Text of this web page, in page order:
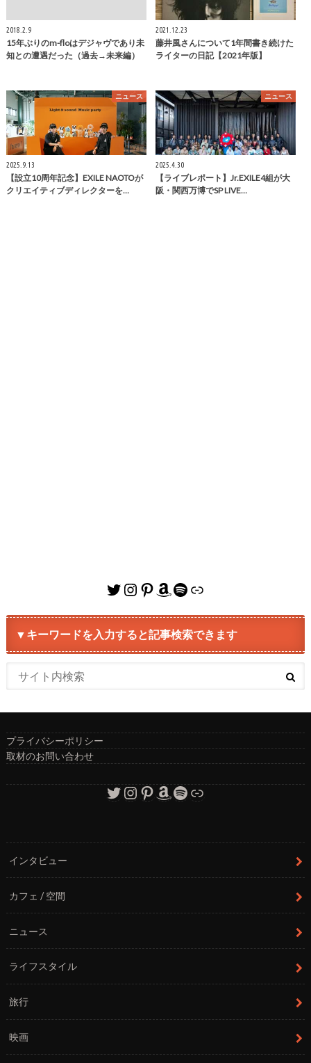
2018.2.9
15年ぶりのm-floはデジャヴであり未
知との遭遇だった（過去→未来編）
2021.12.23
藤井風さんについて1年間書き続けた
ライターの日記【2021年版】
ニュース
2025.9.13
【設立10周年記念】EXILE NAOTOが
クリエイティブディレクターを…
ニュース
2025.4.30
【ライブレポート】Jr.EXILE4組が大
阪・関西万博でSP LIVE…
Twitter
Instagram
Pinterest
Amazon
Spotify
リンク
▼キーワードを入力すると記事検索できます
プライバシーポリシー
取材のお問い合わせ
Twitter
Instagram
Pinterest
Amazon
Spotify
リンク
インタビュー
カフェ / 空間
ニュース
ライフスタイル
旅行
映画